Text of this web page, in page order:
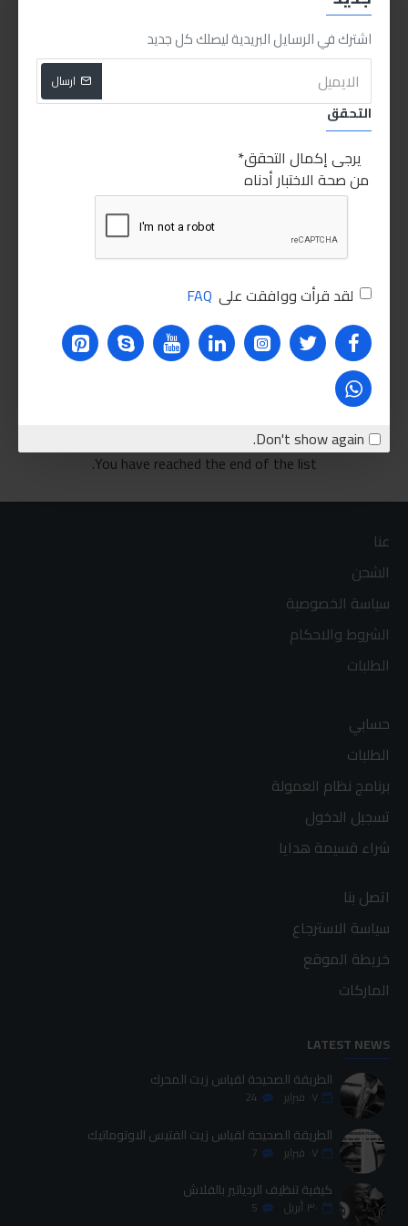
اشترك في الرسايل البريدية ليصلك كل جديد
ارسال
التحقق
يرجى إكمال التحقق
من صحة الاختبار أدناه
لقد قرأت ووافقت على FAQ
Don't show again.
اشتري الان اشتري الان
للاسف غير متوفر حاليا
KING TONY
6615-11
كينج توني كلابة حرف C 11
280.00LE
اشتري الان
You have reached the end of the list.
عنا
الشحن
سياسة الخصوصية
الشروط والاحكام
الطلبات
حسابي
الطلبات
برنامج نظام العمولة
تسجيل الدخول
شراء قسيمة هدايا
اتصل بنا
سياسة الاسترجاع
خريطة الموقع
الماركات
LATEST NEWS
الطريقة الصحيحة لقياس زيت المحرك
٠٧ فبراير 24
الطريقة الصحيحة لقياس زيت الفتيس الاوتوماتيك
٠٧ فبراير 7
كيفية تنظيف الردياتير بالفلاش
٣٠ أبريل 5